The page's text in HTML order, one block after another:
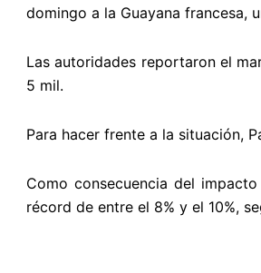
domingo a la Guayana francesa,
Las autoridades reportaron el
5 mil.
Para hacer frente a la situación,
Como consecuencia del
récord de entre el 8% y el 10%,